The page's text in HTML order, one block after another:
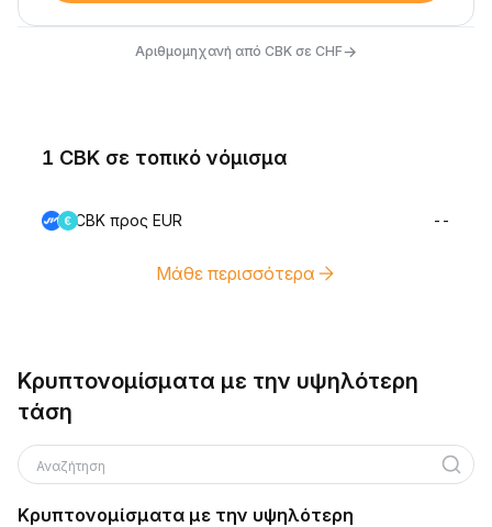
Αριθμομηχανή από CBK σε CHF→
1 CBK σε τοπικό νόμισμα
CBK προς EUR --
Μάθε περισσότερα
Κρυπτονομίσματα με την υψηλότερη
τάση
Αναζήτηση
Κρυπτονομίσματα με την υψηλότερη